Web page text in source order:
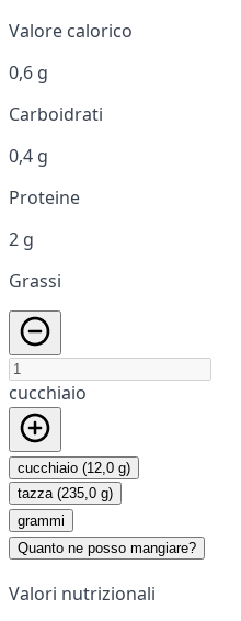
Valore calorico
0,6 g
Carboidrati
0,4 g
Proteine
2 g
Grassi
cucchiaio
cucchiaio (12,0 g)
tazza (235,0 g)
grammi
Quanto ne posso mangiare?
Valori nutrizionali